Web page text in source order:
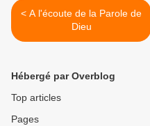
< A l'écoute de la Parole de
Dieu
Hébergé par Overblog
Top articles
Pages